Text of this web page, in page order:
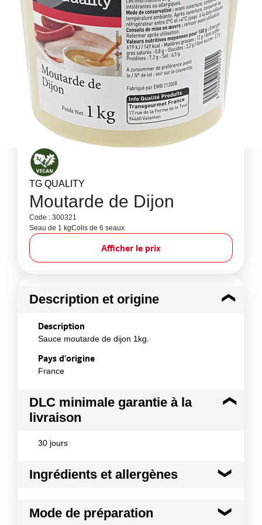
TG QUALITY
Moutarde de Dijon
Code : 300321
Seau de 1 kgColis de 6 seaux
Afficher le prix
Description et origine
Description
Sauce moutarde de dijon 1kg.
Pays d'origine
France
DLC minimale garantie à la
livraison
30 jours
Ingrédients et allergènes
Eau , graines de moutarde , vinaigre d'alcool (18 %)
Mode de préparation